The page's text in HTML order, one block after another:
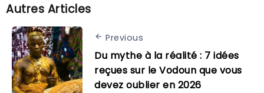
Autres Articles
Previous
Du mythe à la réalité : 7 idées
reçues sur le Vodoun que vous
devez oublier en 2026